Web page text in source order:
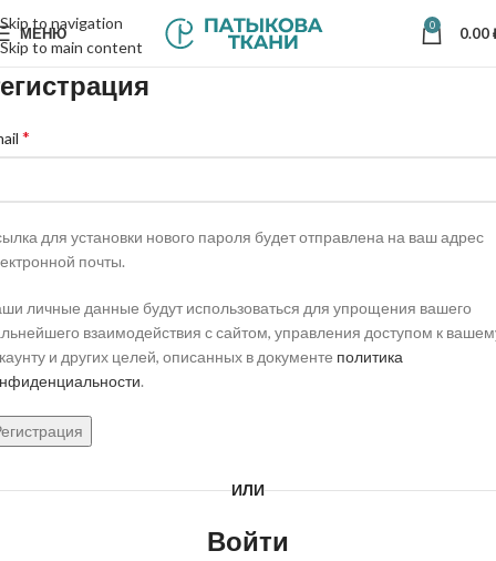
Skip to navigation
Skip to main content
МЕНЮ 0 0.00
*
для установки нового пароля будет отправлена ​​на ваш адрес
почты.
личные данные будут использоваться для упрощения вашего
взаимодействия с сайтом, управления доступом к
и других целей, описанных в документе политика
.
ИЛИ
Войти